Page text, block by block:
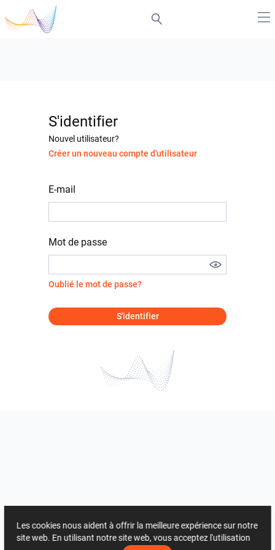
S'identifier
Nouvel utilisateur?
Créer un nouveau compte d'utilisateur
E-mail
Mot de passe
Oublié le mot de passe?
S'identifier
Les cookies nous aident à offrir la meilleure expérience sur notre
site web. En utilisant notre site web, vous acceptez l'utilisation